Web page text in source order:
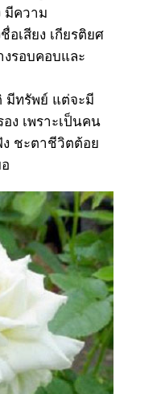
มีความ
อเสียง เกียรติยศ
งรอบคอบและ
มีทรัพย์ แต่จะมี
ง เพราะเป็นคน
ง ชะตาชีวิตต้อย